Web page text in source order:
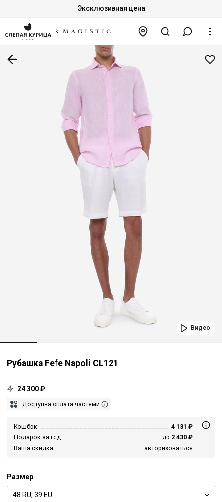
Эксклюзивная цена
Видео
Рубашка Fefe Napoli CL121
24 300 ₽
Доступна оплата частями
Кэшбэк
4 131 ₽
Подарок за год
до 2 430 ₽
Ваша скидка
авторизоваться
Размер
48 RU, 39 EU